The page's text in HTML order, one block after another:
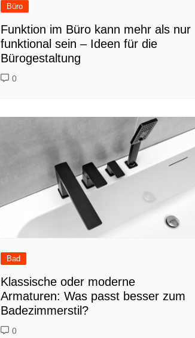
Büro
Funktion im Büro kann mehr als nur
funktional sein – Ideen für die
Bürogestaltung
0
Bad
Klassische oder moderne
Armaturen: Was passt besser zum
Badezimmerstil?
0